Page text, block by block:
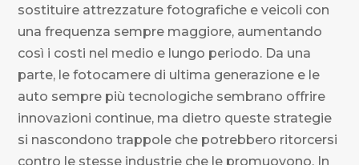
sostituire attrezzature fotografiche e veicoli con
una frequenza sempre maggiore, aumentando
così i costi nel medio e lungo periodo. Da una
parte, le fotocamere di ultima generazione e le
auto sempre più tecnologiche sembrano offrire
innovazioni continue, ma dietro queste strategie
si nascondono trappole che potrebbero ritorcersi
contro le stesse industrie che le promuovono. In